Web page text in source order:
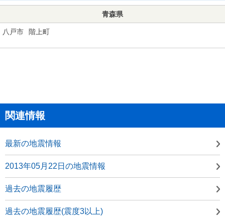
青森県
八戸市 階上町
関連情報
最新の地震情報
2013年05月22日の地震情報
過去の地震履歴
過去の地震履歴(震度3以上)